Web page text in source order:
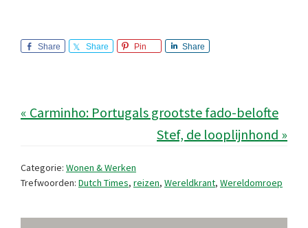
Share Share Pin Share
« Carminho: Portugals grootste fado-belofte
Stef, de looplijnhond »
Categorie: Wonen & Werken
Trefwoorden: Dutch Times, reizen, Wereldkrant, Wereldomroep